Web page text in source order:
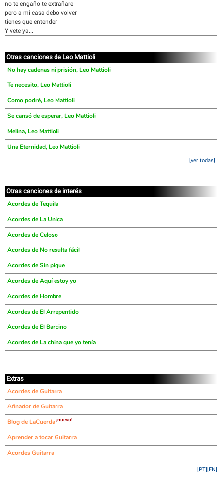
no te engaño te extrañare
pero a mi casa debo volver
tienes que entender
Y vete ya...
Otras canciones de Leo Mattioli
No hay cadenas ni prisión, Leo Mattioli
Te necesito, Leo Mattioli
Como podré, Leo Mattioli
Se cansó de esperar, Leo Mattioli
Melina, Leo Mattioli
Una Eternidad, Leo Mattioli
[ver todas]
Otras canciones de interés
Acordes de Tequila
Acordes de La Unica
Acordes de Celoso
Acordes de No resulta fácil
Acordes de Sin pique
Acordes de Aquí estoy yo
Acordes de Hombre
Acordes de El Arrepentido
Acordes de El Barcino
Acordes de La china que yo tenía
Extras
Acordes de Guitarra
Afinador de Guitarra
Blog de LaCuerda ¡nuevo!
Aprender a tocar Guitarra
Acordes Guitarra
[EN]
[PT]